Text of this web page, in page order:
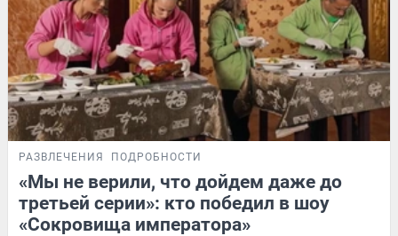
РАЗВЛЕЧЕНИЯ ПОДРОБНОСТИ
«Мы не верили, что дойдем даже до
третьей серии»: кто победил в шоу
«Сокровища императора»